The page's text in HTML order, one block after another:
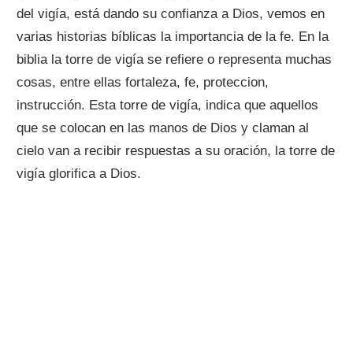
del vigía, está dando su confianza a Dios, vemos en
varias historias bíblicas la importancia de la fe. En la
biblia la torre de vigía se refiere o representa muchas
cosas, entre ellas fortaleza, fe, proteccion,
instrucción. Esta torre de vigía, indica que aquellos
que se colocan en las manos de Dios y claman al
cielo van a recibir respuestas a su oración, la torre de
vigía glorifica a Dios.